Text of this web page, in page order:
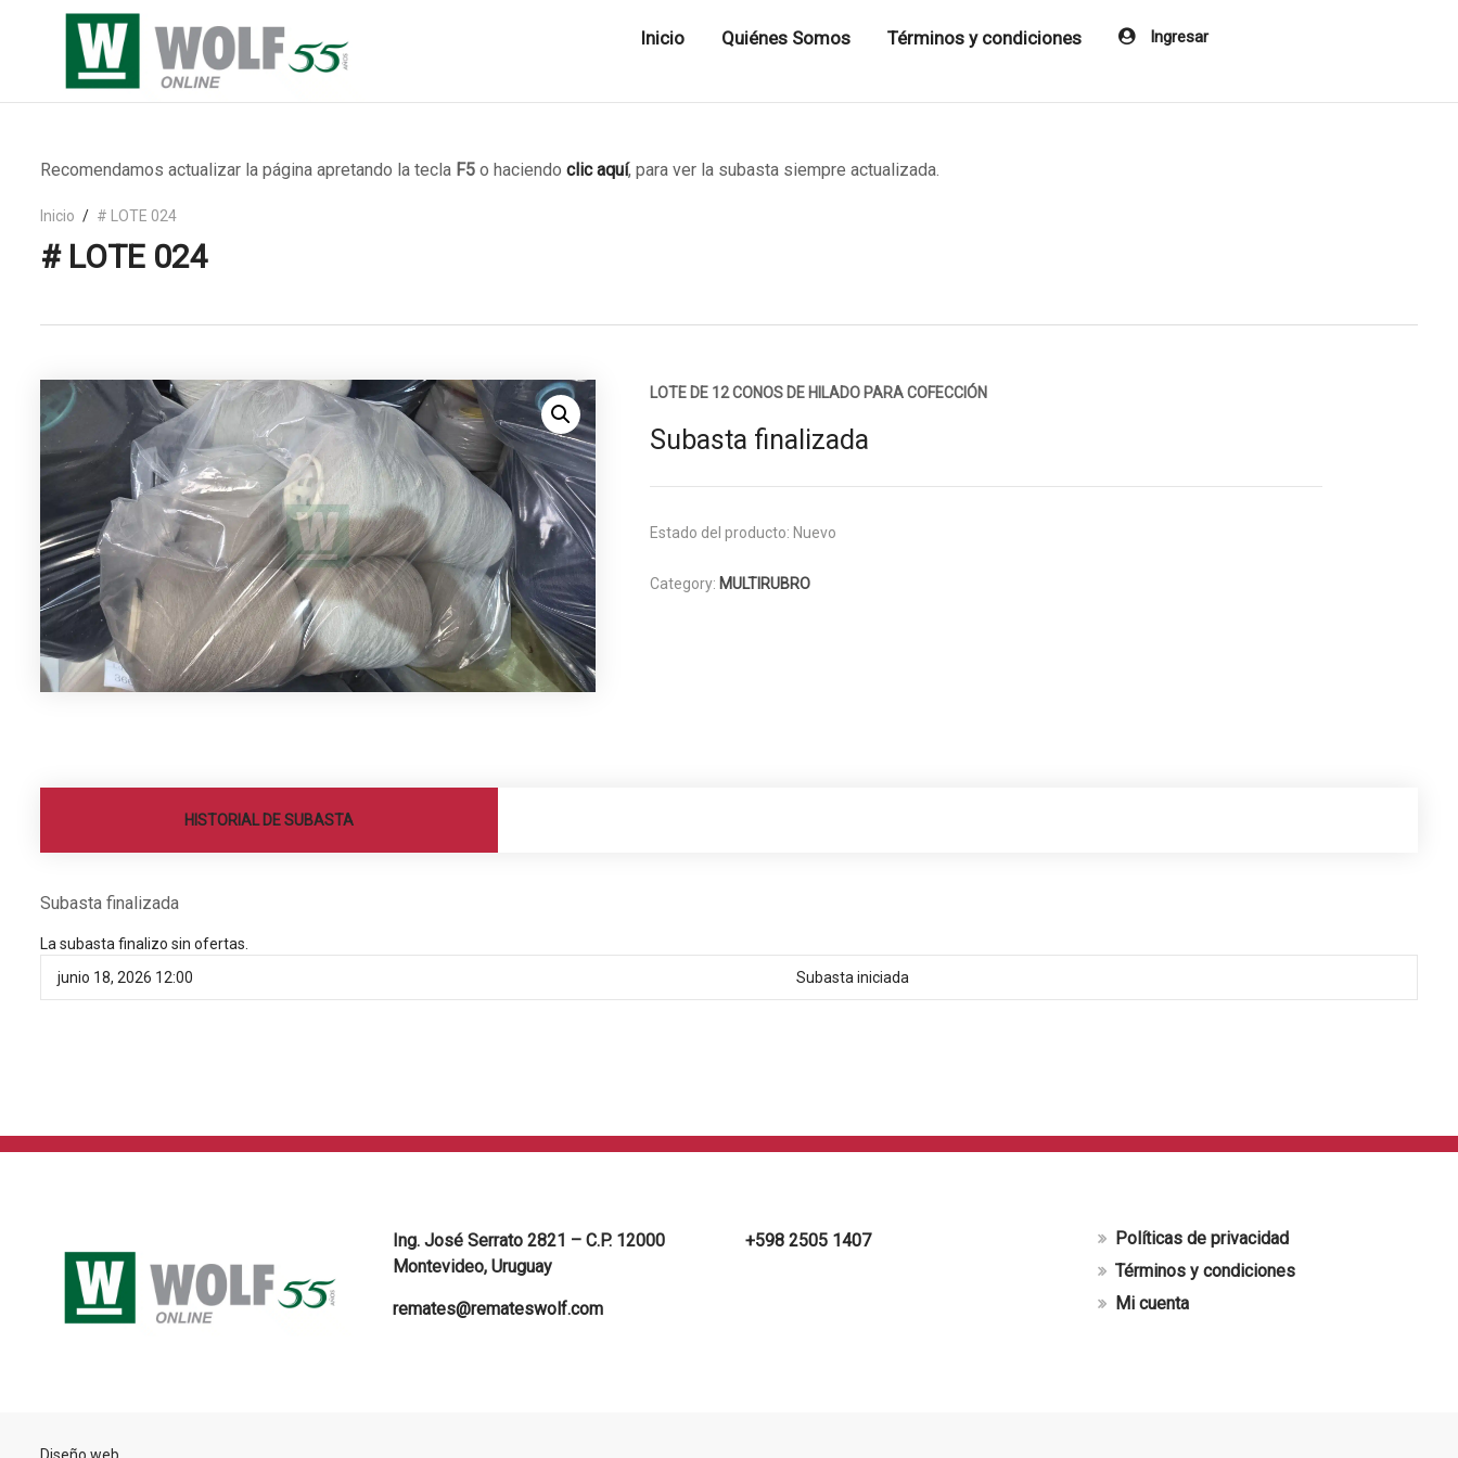
Inicio Quiénes Somos Términos y condiciones Ingresar
Recomendamos actualizar la página apretando la tecla F5 o haciendo clic aquí, para ver la subasta siempre actualizada.
Inicio # LOTE 024
# LOTE 024
LOTE DE 12 CONOS DE HILADO PARA COFECCIÓN
Subasta finalizada
Estado del producto: Nuevo
Category: MULTIRUBRO
HISTORIAL DE SUBASTA
Subasta finalizada
La subasta finalizo sin ofertas.
junio 18, 2026 12:00
Subasta iniciada
Ing. José Serrato 2821 – C.P. 12000
Montevideo, Uruguay
remates@remateswolf.com
+598 2505 1407
Políticas de privacidad
Términos y condiciones
Mi cuenta